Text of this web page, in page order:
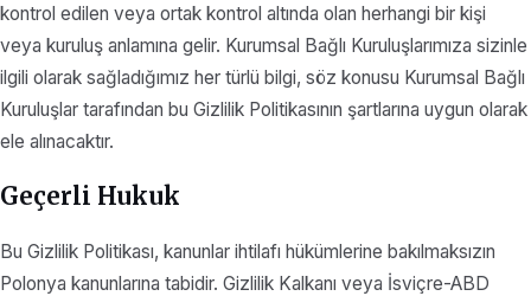
kontrol edilen veya ortak kontrol altında olan herhangi bir kişi
veya kuruluş anlamına gelir. Kurumsal Bağlı Kuruluşlarımıza sizinle
ilgili olarak sağladığımız her türlü bilgi, söz konusu Kurumsal Bağlı
Kuruluşlar tarafından bu Gizlilik Politikasının şartlarına uygun olarak
ele alınacaktır.
Geçerli Hukuk
Bu Gizlilik Politikası, kanunlar ihtilafı hükümlerine bakılmaksızın
Polonya kanunlarına tabidir. Gizlilik Kalkanı veya İsviçre-ABD